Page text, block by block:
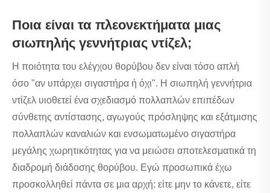
Ποια είναι τα πλεονεκτήματα μιας
σιωπηλής γεννήτριας ντίζελ;
Η ποιότητα του ελέγχου θορύβου δεν είναι τόσο απλή
όσο "αν υπάρχει σιγαστήρα ή όχι". Η σιωπηλή γεννήτρια
ντίζελ υιοθετεί ένα σχεδιασμό πολλαπλών επιπέδων
σύνθετης αντίστασης, αγωγούς πρόσληψης και εξάτμισης
πολλαπλών καναλιών και ενσωματωμένο σιγαστήρα
μεγάλης χωρητικότητας για να μειώσει αποτελεσματικά τη
διαδρομή διάδοσης θορύβου. Εγώ προσωπικά έχω
προσκολληθεί πάντα σε μια αρχή: είτε μην το κάνετε, είτε